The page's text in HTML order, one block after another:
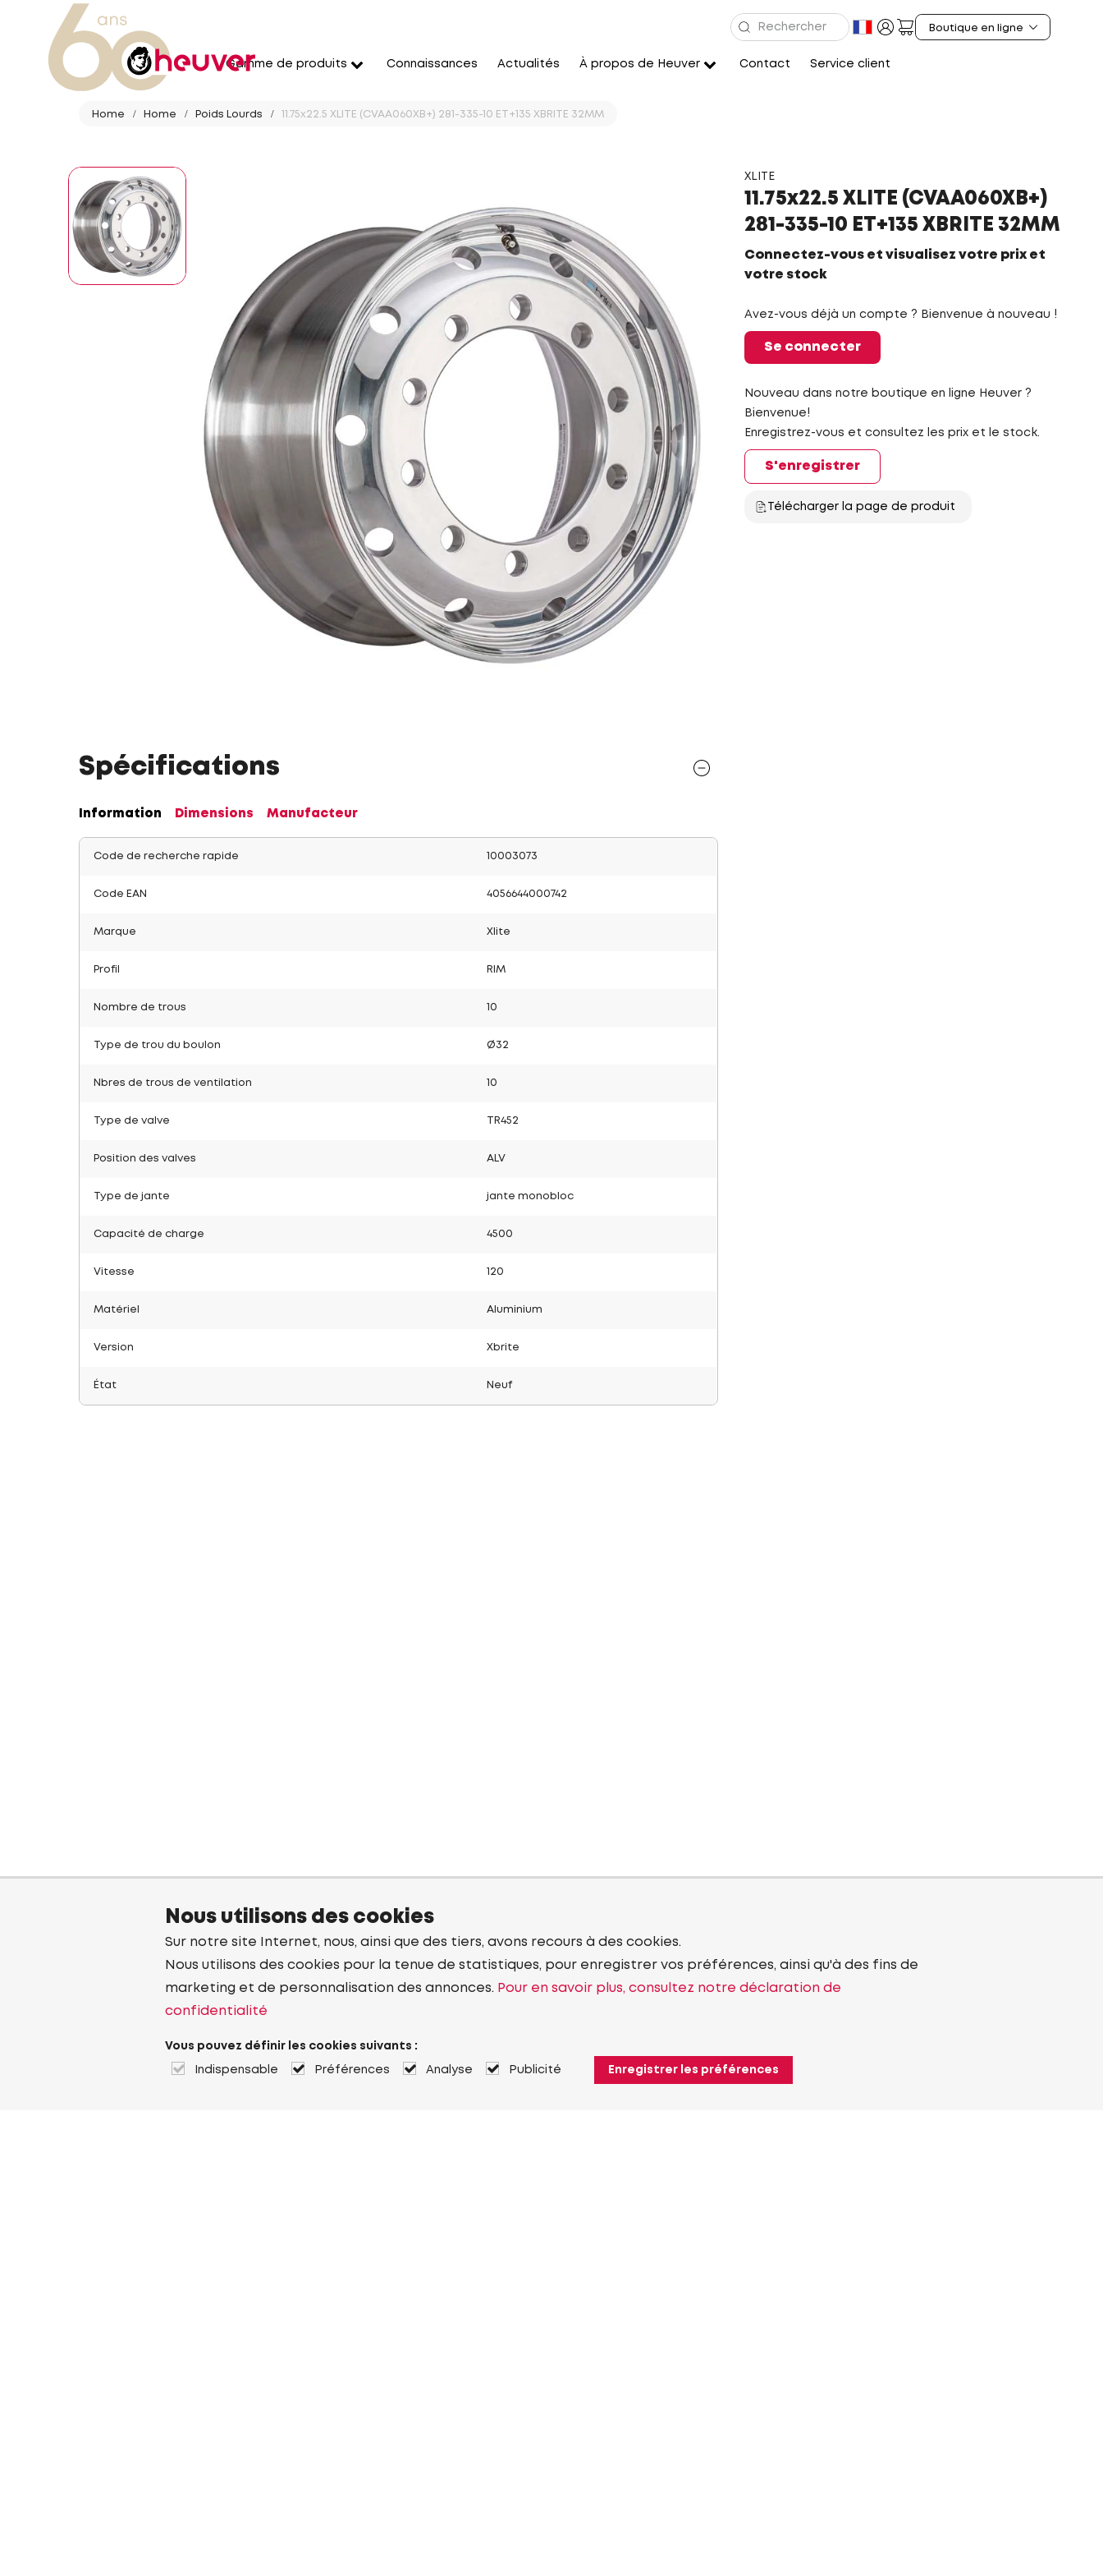
Gamme de produits Connaissances Actualités À propos de Heuver Contact Service client
Home Home Poids Lourds 11.75x22.5 XLITE (CVAA060XB+) 281-335-10 ET+135 XBRITE 32MM
XLITE
11.75x22.5 XLITE (CVAA060XB+)
281-335-10 ET+135 XBRITE 32MM
Connectez-vous et visualisez votre prix et
votre stock
Avez-vous déjà un compte ? Bienvenue à nouveau !
Se connecter
Nouveau dans notre boutique en ligne Heuver ?
Bienvenue!
Enregistrez-vous et consultez les prix et le stock.
S'enregistrer
Télécharger la page de produit
Spécifications
Information Dimensions Manufacteur
Code de recherche rapide 10003073
Code EAN 4056644000742
Marque Xlite
Profil RIM
Nombre de trous 10
Type de trou du boulon Ø32
Nbres de trous de ventilation 10
Type de valve TR452
Position des valves ALV
Type de jante jante monobloc
Capacité de charge 4500
Vitesse 120
Matériel Aluminium
Version Xbrite
État Neuf
Nous utilisons des cookies
Sur notre site Internet, nous, ainsi que des tiers, avons recours à des cookies.
Nous utilisons des cookies pour la tenue de statistiques, pour enregistrer vos préférences, ainsi qu'à des fins de
marketing et de personnalisation des annonces. Pour en savoir plus, consultez notre déclaration de
confidentialité
Vous pouvez définir les cookies suivants :
Indispensable Préférences Analyse Publicité Enregistrer les préférences